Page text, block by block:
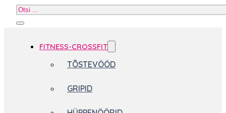
Otsi
FITNESS-CROSSFIT
TÕSTEVÖÖD
GRIPID